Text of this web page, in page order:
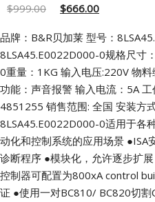
$999.00 $666.00
品牌：B&R贝加莱 型号：
8LSA45.E0022D000-0规格尺寸
0重量：1KG 输入电压:220V 物
功能：声音报警 输入电流：5A工
4851255 销售范围: 全国 安装方
8LSA45.E0022D000-0适用于各
动化和控制系统的应用场景 ●ISA
诊断程序 ●模块化，允许逐步扩展
控制器可配置为800xA control
证 ●使用一对BC810/ BC820切割